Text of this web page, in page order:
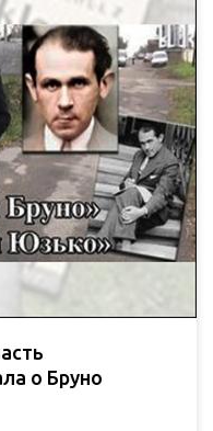
о Бруно